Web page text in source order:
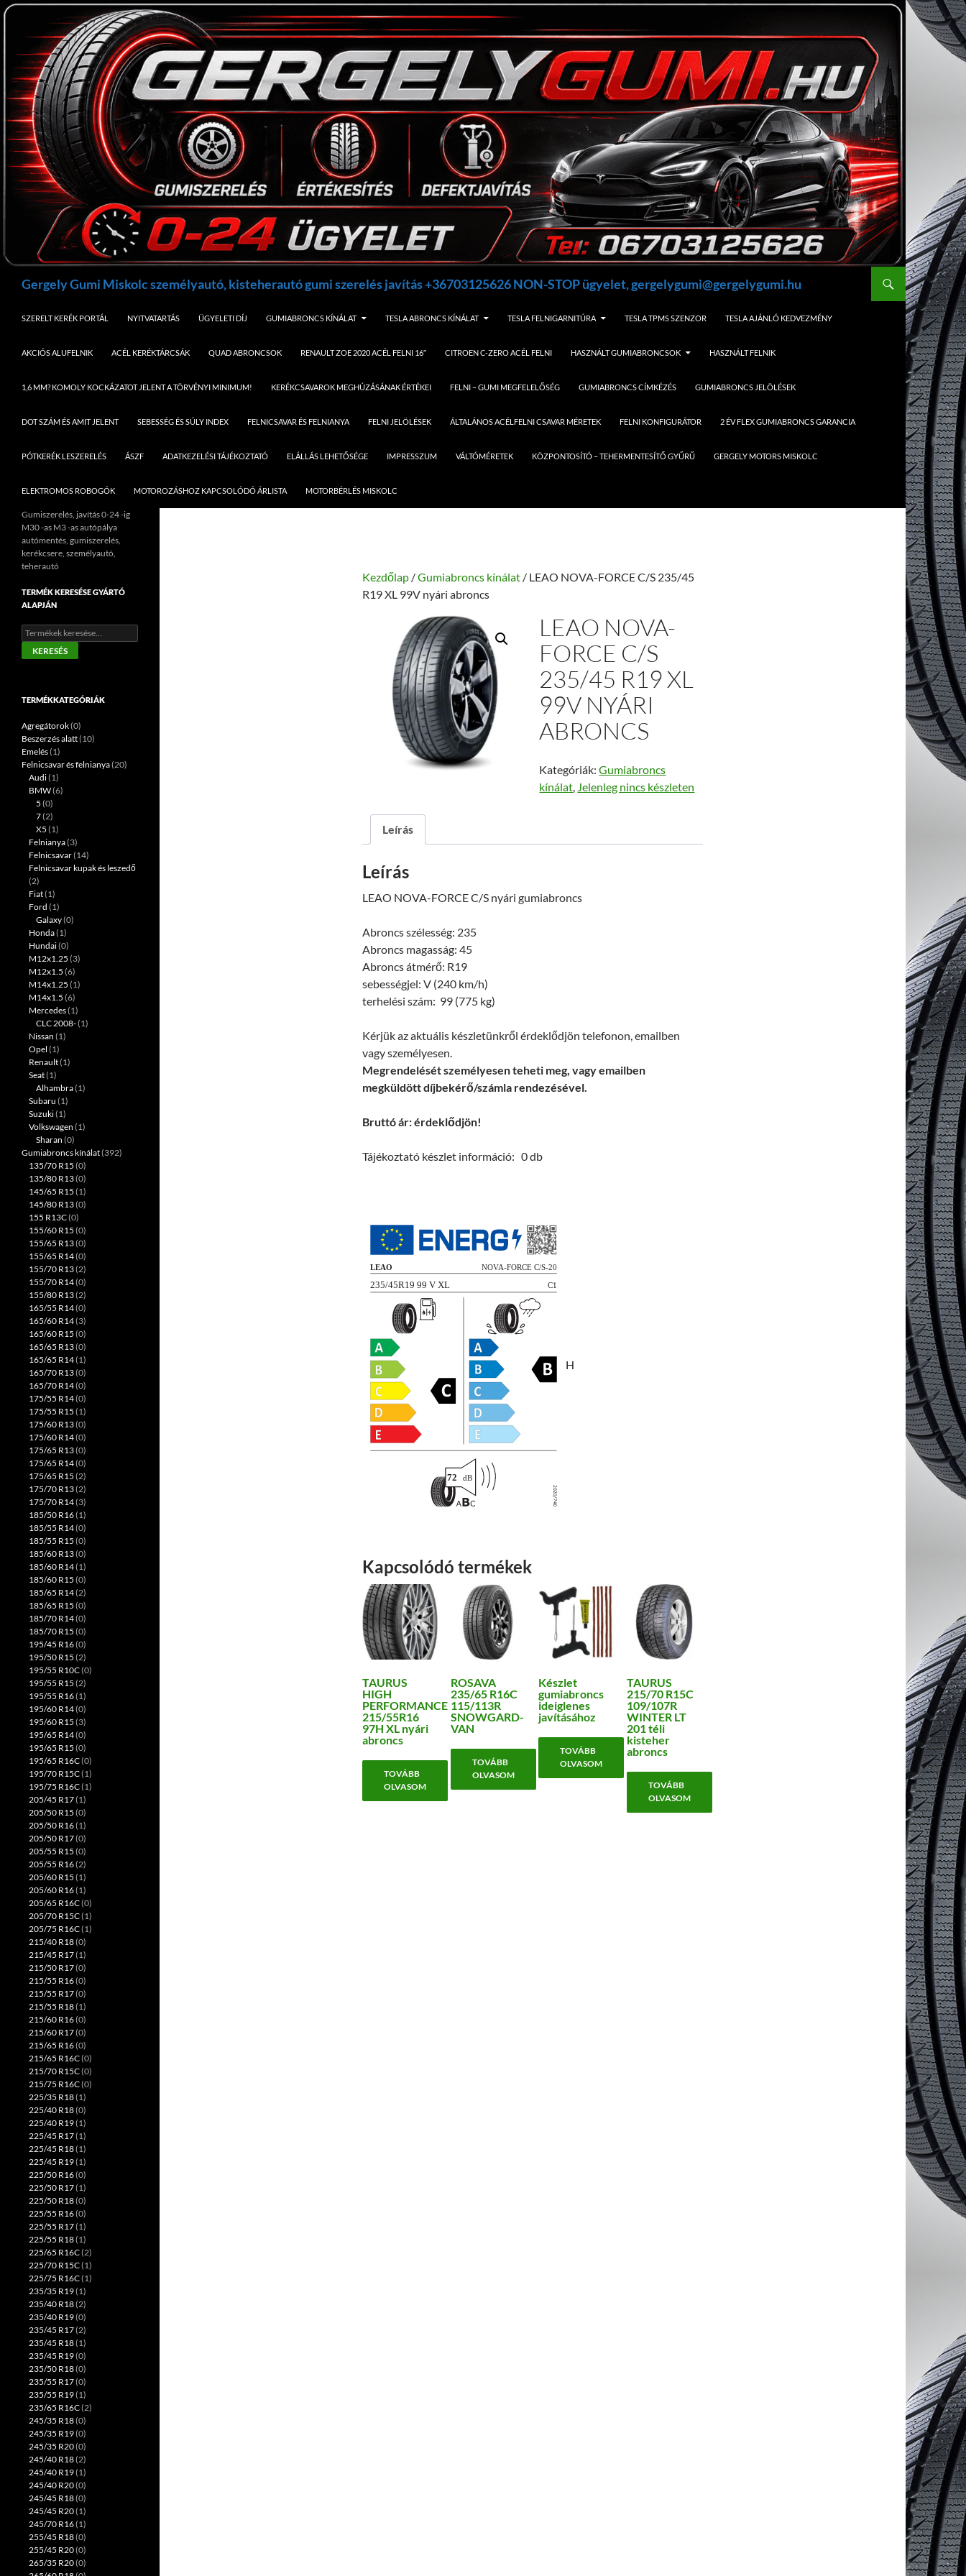
Kilépés
tartalomba
Gergely Gumi Miskolc személyautó, kisteherautó gumi szerelés javítás +36703125626 NON-STOP ügyelet, gergelygumi@gergelygumi.hu
SZERELT KERÉK PORTÁL NYITVATARTÁS ÜGYELETI DÍJ GUMIABRONCS KÍNÁLAT TESLA ABRONCS KÍNÁLAT TESLA FELNIGARNITÚRA TESLA TPMS SZENZOR TESLA AJÁNLÓ KEDVEZMÉNY
AKCIÓS ALUFELNIK ACÉL KERÉKTÁRCSÁK QUAD ABRONCSOK RENAULT ZOE 2020 ACÉL FELNI 16″ CITROEN C-ZERO ACÉL FELNI HASZNÁLT GUMIABRONCSOK HASZNÁLT FELNIK
1,6 MM? KOMOLY KOCKÁZATOT JELENT A TÖRVÉNYI MINIMUM! KERÉKCSAVAROK MEGHÚZÁSÁNAK ÉRTÉKEI FELNI – GUMI MEGFELELŐSÉG GUMIABRONCS CÍMKÉZÉS GUMIABRONCS JELÖLÉSEK
DOT SZÁM ÉS AMIT JELENT SEBESSÉG ÉS SÚLY INDEX FELNICSAVAR ÉS FELNIANYA FELNI JELÖLÉSEK ÁLTALÁNOS ACÉLFELNI CSAVAR MÉRETEK FELNI KONFIGURÁTOR 2 ÉV FLEX GUMIABRONCS GARANCIA
PÓTKERÉK LESZERELÉS ÁSZF ADATKEZELÉSI TÁJÉKOZTATÓ ELÁLLÁS LEHETŐSÉGE IMPRESSZUM VÁLTÓMÉRETEK KÖZPONTOSÍTÓ – TEHERMENTESÍTŐ GYŰRŰ GERGELY MOTORS MISKOLC
ELEKTROMOS ROBOGÓK MOTOROZÁSHOZ KAPCSOLÓDÓ ÁRLISTA MOTORBÉRLÉS MISKOLC
Kezdőlap /Gumiabroncs kínálat / LEAO NOVA-FORCE C/S 235/45
R19 XL 99V nyári abroncs
LEAO NOVA-
FORCE C/S
235/45 R19 XL
99V NYÁRI
ABRONCS
Kategóriák:Gumiabroncs
kínálat, Jelenleg nincs készleten
Leírás
Leírás
LEAO NOVA-FORCE C/S nyári gumiabroncs
Abroncs szélesség: 235
Abroncs magasság: 45
Abroncs átmérő: R19
sebességjel: V (240 km/h)
terhelési szám: 99 (775 kg)
Kérjük az aktuális készletünkről érdeklődjön telefonon, emailben
vagy személyesen.
Megrendelését személyesen teheti meg, vagy emailben
megküldött díjbekérő/számla rendezésével.
Bruttó ár: érdeklődjön!
Tájékoztató készlet információ: 0 db
H
Kapcsolódó termékek
TAURUS
HIGH
PERFORMANCE
215/55R16
97H XL nyári
abroncs
TOVÁBB
OLVASOM
ROSAVA
235/65 R16C
115/113R
SNOWGARD-
VAN
TOVÁBB
OLVASOM
Készlet
gumiabroncs
ideiglenes
javításához
TOVÁBB
OLVASOM
TAURUS
215/70 R15C
109/107R
WINTER LT
201 téli
kisteher
abroncs
TOVÁBB
OLVASOM
Gumiszerelés, javítás 0-24 -ig
M30 -as M3 -as autópálya
autómentés, gumiszerelés,
kerékcsere, személyautó,
teherautó
TERMÉK KERESÉSE GYÁRTÓ
ALAPJÁN
Keresés
a
következőre:
KERESÉS
TERMÉKKATEGÓRIÁK
Agregátorok(0)
Beszerzés alatt(10)
Emelés(1)
Felnicsavar és felnianya(20)
Audi(1)
BMW(6)
5 (0)
7(2)
X5 (1)
Felnianya(3)
Felnicsavar(14)
Felnicsavar kupak és leszedő
(2)
Fiat(1)
Ford (1)
Galaxy(0)
Honda(1)
Hundai(0)
M12x1.25 (3)
M12x1.5 (6)
M14x1.25 (1)
M14x1.5 (6)
Mercedes(1)
CLC 2008-(1)
Nissan (1)
Opel (1)
Renault(1)
Seat(1)
Alhambra(1)
Subaru (1)
Suzuki(1)
Volkswagen (1)
Sharan (0)
Gumiabroncs kínálat(392)
135/70 R15 (0)
135/80 R13(0)
145/65 R15 (1)
145/80 R13(0)
155 R13C(0)
155/60 R15 (0)
155/65 R13(0)
155/65 R14(0)
155/70 R13(2)
155/70 R14(0)
155/80 R13(2)
165/55 R14(0)
165/60 R14(3)
165/60 R15 (0)
165/65 R13(0)
165/65 R14(1)
165/70 R13(0)
165/70 R14(0)
175/55 R14(0)
175/55 R15 (1)
175/60 R13(0)
175/60 R14(0)
175/65 R13(0)
175/65 R14(0)
175/65 R15 (2)
175/70 R13(2)
175/70 R14(3)
185/50 R16(1)
185/55 R14(0)
185/55 R15 (0)
185/60 R13(0)
185/60 R14(1)
185/60 R15 (0)
185/65 R14(2)
185/65 R15 (0)
185/70 R14(0)
185/70 R15 (0)
195/45 R16(0)
195/50 R15 (2)
195/55 R10C(0)
195/55 R15 (2)
195/55 R16(1)
195/60 R14(0)
195/60 R15 (3)
195/65 R14(0)
195/65 R15 (0)
195/65 R16C(0)
195/70 R15C(1)
195/75 R16C(1)
205/45 R17(1)
205/50 R15 (0)
205/50 R16(1)
205/50 R17(0)
205/55 R15 (0)
205/55 R16(2)
205/60 R15 (1)
205/60 R16(1)
205/65 R16C(0)
205/70 R15C(1)
205/75 R16C(1)
215/40 R18(0)
215/45 R17(1)
215/50 R17(0)
215/55 R16(0)
215/55 R17(0)
215/55 R18(1)
215/60 R16(0)
215/60 R17(0)
215/65 R16(0)
215/65 R16C(0)
215/70 R15C(0)
215/75 R16C(0)
225/35 R18(1)
225/40 R18(0)
225/40 R19(1)
225/45 R17(1)
225/45 R18(1)
225/45 R19(1)
225/50 R16(0)
225/50 R17(1)
225/50 R18(0)
225/55 R16(0)
225/55 R17(1)
225/55 R18(1)
225/65 R16C(2)
225/70 R15C(1)
225/75 R16C(1)
235/35 R19(1)
235/40 R18(2)
235/40 R19(0)
235/45 R17(2)
235/45 R18(1)
235/45 R19(0)
235/50 R18(0)
235/55 R17(0)
235/55 R19(1)
235/65 R16C(2)
245/35 R18(0)
245/35 R19(0)
245/35 R20(0)
245/40 R18(2)
245/40 R19(1)
245/40 R20(0)
245/45 R18(0)
245/45 R20(1)
245/70 R16(1)
255/45 R18(0)
255/45 R20(0)
265/35 R20(0)